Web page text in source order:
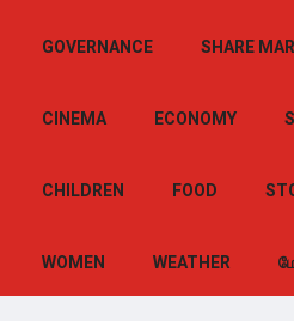
GOVERNANCE SHARE
CINEMA ECONOMY
CHILDREN FOOD
WOMEN WEATHER